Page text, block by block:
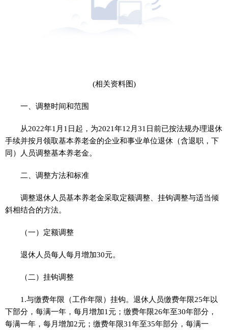
(相关资料图)
一、调整时间和范围
从2022年1月1日起，为2021年12月31日前已按法规办理退休
手续并按月领取基本养老金的企业和事业单位退休（含退职，下
同）人员调整基本养老金。
二、调整方法和标准
调整退休人员基本养老金采取定额调整、挂钩调整与适当倾
斜相结合的方法。
（一）定额调整
退休人员每人每月增加30元。
（二）挂钩调整
1.与缴费年限（工作年限）挂钩。退休人员缴费年限25年以
下部分，每满一年，每月增加1元；缴费年限26年至30年部分，
每满一年，每月增加2元；缴费年限31年至35年部分，每满一